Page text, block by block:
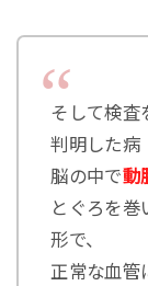
そして検査
判明した病
脳の中で動
とぐろを巻
形で、
正常な血管